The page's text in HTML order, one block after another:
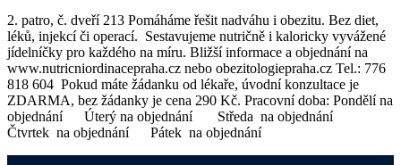
2. patro, č. dveří 213 Pomáháme řešit nadváhu i obezitu. Bez diet,
léků, injekcí či operací. Sestavujeme nutričně i kaloricky vyvážené
jídelníčky pro každého na míru. Bližší informace a objednání na
www.nutricniordinacepraha.cz nebo obezitologiepraha.cz Tel.: 776
818 604 Pokud máte žádanku od lékaře, úvodní konzultace je
ZDARMA, bez žádanky je cena 290 Kč. Pracovní doba: Pondělí na
objednání Úterý na objednání Středa na objednání
Čtvrtek na objednání Pátek na objednání